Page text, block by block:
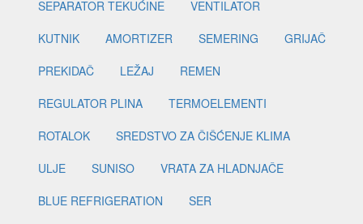
SEPARATOR TEKUĆINE
VENTILATOR
KUTNIK
AMORTIZER SEMERING
GRIJAČ
PREKIDAČ
LEŽAJ
REMEN
REGULATOR PLINA
TERMOELEMENTI
ROTALOK
SREDSTVO ZA ČIŠĆENJE KLIMA
ULJE
SUNISO
VRATA ZA HLADNJAČE
BLUE REFRIGERATION
SER